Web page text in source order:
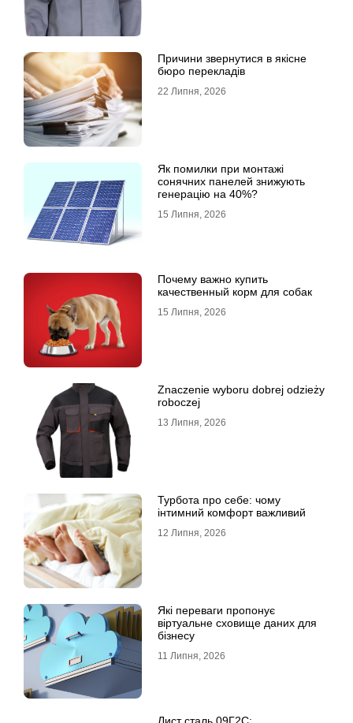
Причини звернутися в якісне
бюро перекладів
22 Липня, 2026
Як помилки при монтажі
сонячних панелей знижують
генерацію на 40%?
15 Липня, 2026
Почему важно купить
качественный корм для собак
15 Липня, 2026
Znaczenie wyboru dobrej odzieży
roboczej
13 Липня, 2026
Турбота про себе: чому
інтимний комфорт важливий
12 Липня, 2026
Які переваги пропонує
віртуальне сховище даних для
бізнесу
11 Липня, 2026